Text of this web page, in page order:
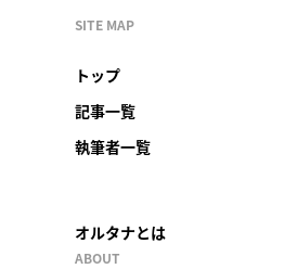
SITE MAP
トップ
記事一覧
執筆者一覧
オルタナとは
ABOUT